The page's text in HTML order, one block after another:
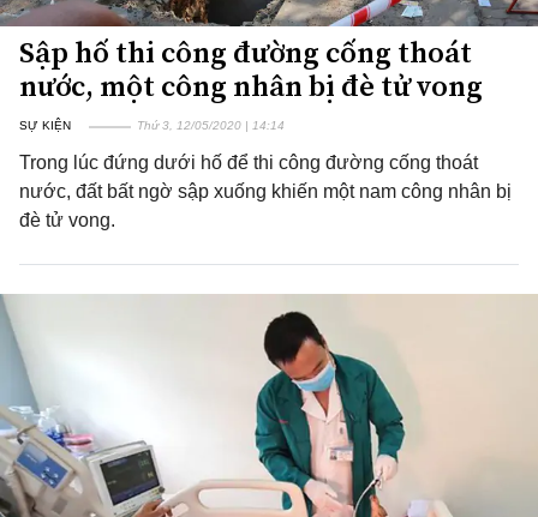
Sập hố thi công đường cống thoát
nước, một công nhân bị đè tử vong
SỰ KIỆN Thứ 3, 12/05/2020 | 14:14
Trong lúc đứng dưới hố để thi công đường cống thoát
nước, đất bất ngờ sập xuống khiến một nam công nhân bị
đè tử vong.